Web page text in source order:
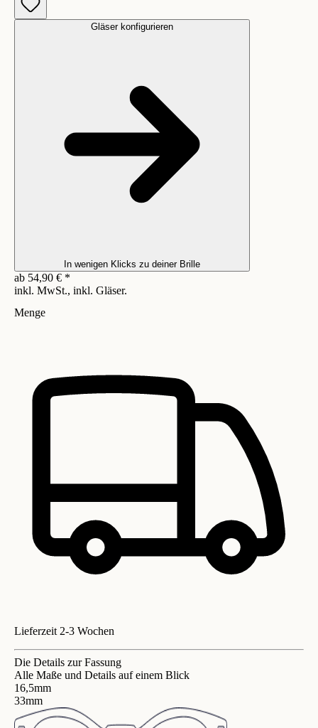
Gläser konfigurieren
In wenigen Klicks zu deiner Brille
ab 54,90 € *
inkl. MwSt., inkl. Gläser.
Menge
Lieferzeit 2-3 Wochen
Die Details zur Fassung
Alle Maße und Details auf einem Blick
16,5mm
33mm